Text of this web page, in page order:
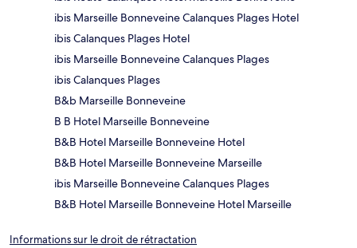
ibis Marseille Bonneveine Calanques Plages Hotel
ibis Calanques Plages Hotel
ibis Marseille Bonneveine Calanques Plages
ibis Calanques Plages
B&b Marseille Bonneveine
B B Hotel Marseille Bonneveine
B&B Hotel Marseille Bonneveine Hotel
B&B Hotel Marseille Bonneveine Marseille
ibis Marseille Bonneveine Calanques Plages
B&B Hotel Marseille Bonneveine Hotel Marseille
Informations sur le droit de rétractation